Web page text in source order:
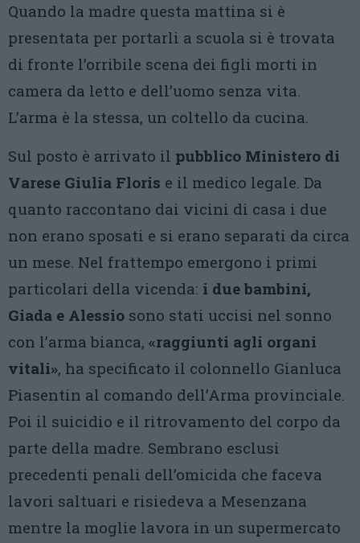
Quando la madre questa mattina si è
presentata per portarli a scuola si è trovata
di fronte l’orribile scena dei figli morti in
camera da letto e dell’uomo senza vita.
L’arma è la stessa, un coltello da cucina.
Sul posto è arrivato il pubblico Ministero di
Varese Giulia Floris e il medico legale. Da
quanto raccontano dai vicini di casa i due
non erano sposati e si erano separati da circa
un mese. Nel frattempo emergono i primi
particolari della vicenda: i due bambini,
Giada e Alessio sono stati uccisi nel sonno
con l’arma bianca, «raggiunti agli organi
vitali», ha specificato il colonnello Gianluca
Piasentin al comando dell’Arma provinciale.
Poi il suicidio e il ritrovamento del corpo da
parte della madre. Sembrano esclusi
precedenti penali dell’omicida che faceva
lavori saltuari e risiedeva a Mesenzana
mentre la moglie lavora in un supermercato